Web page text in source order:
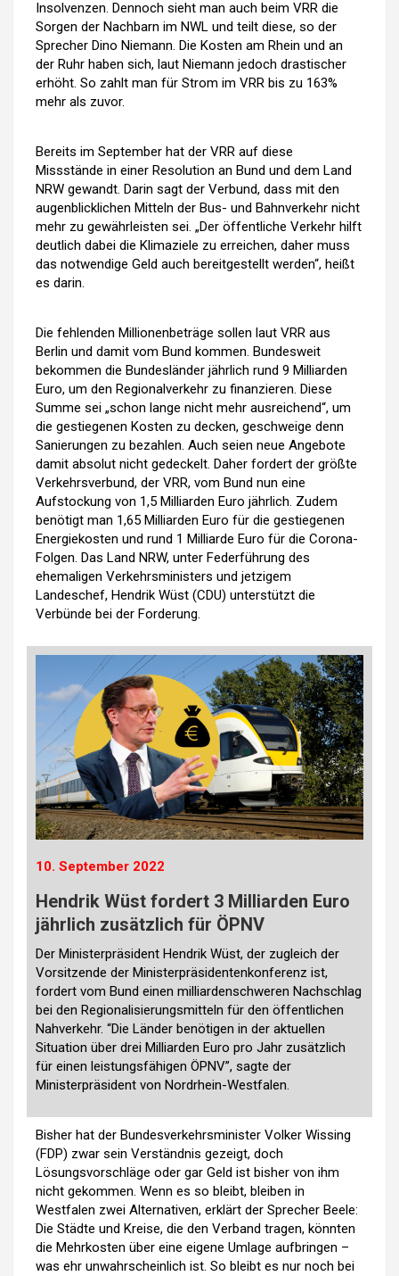
Insolvenzen. Dennoch sieht man auch beim VRR die
Sorgen der Nachbarn im NWL und teilt diese, so der
Sprecher Dino Niemann. Die Kosten am Rhein und an
der Ruhr haben sich, laut Niemann jedoch drastischer
erhöht. So zahlt man für Strom im VRR bis zu 163%
mehr als zuvor.
Bereits im September hat der VRR auf diese
Missstände in einer Resolution an Bund und dem Land
NRW gewandt. Darin sagt der Verbund, dass mit den
augenblicklichen Mitteln der Bus- und Bahnverkehr nicht
mehr zu gewährleisten sei. „Der öffentliche Verkehr hilft
deutlich dabei die Klimaziele zu erreichen, daher muss
das notwendige Geld auch bereitgestellt werden“, heißt
es darin.
Die fehlenden Millionenbeträge sollen laut VRR aus
Berlin und damit vom Bund kommen. Bundesweit
bekommen die Bundesländer jährlich rund 9 Milliarden
Euro, um den Regionalverkehr zu finanzieren. Diese
Summe sei „schon lange nicht mehr ausreichend“, um
die gestiegenen Kosten zu decken, geschweige denn
Sanierungen zu bezahlen. Auch seien neue Angebote
damit absolut nicht gedeckelt. Daher fordert der größte
Verkehrsverbund, der VRR, vom Bund nun eine
Aufstockung von 1,5 Milliarden Euro jährlich. Zudem
benötigt man 1,65 Milliarden Euro für die gestiegenen
Energiekosten und rund 1 Milliarde Euro für die Corona-
Folgen. Das Land NRW, unter Federführung des
ehemaligen Verkehrsministers und jetzigem
Landeschef, Hendrik Wüst (CDU) unterstützt die
Verbünde bei der Forderung.
10. September 2022
Hendrik Wüst fordert 3 Milliarden Euro
jährlich zusätzlich für ÖPNV
Der Ministerpräsident Hendrik Wüst, der zugleich der
Vorsitzende der Ministerpräsidentenkonferenz ist,
fordert vom Bund einen milliardenschweren Nachschlag
bei den Regionalisierungsmitteln für den öffentlichen
Nahverkehr. “Die Länder benötigen in der aktuellen
Situation über drei Milliarden Euro pro Jahr zusätzlich
für einen leistungsfähigen ÖPNV”, sagte der
Ministerpräsident von Nordrhein-Westfalen.
Bisher hat der Bundesverkehrsminister Volker Wissing
(FDP) zwar sein Verständnis gezeigt, doch
Lösungsvorschläge oder gar Geld ist bisher von ihm
nicht gekommen. Wenn es so bleibt, bleiben in
Westfalen zwei Alternativen, erklärt der Sprecher Beele:
Die Städte und Kreise, die den Verband tragen, könnten
die Mehrkosten über eine eigene Umlage aufbringen –
was ehr unwahrscheinlich ist. So bleibt es nur noch bei